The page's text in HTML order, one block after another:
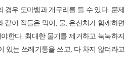
경우 도마뱀과 개구리를 들 수 있다. 문제
같이 적들은 먹이, 물, 은신처가 함께하면
한다. 최대한 물기를 제거하고 눅눅하지
있는 쓰레기통을 쓰고, 다 차지 않더라고